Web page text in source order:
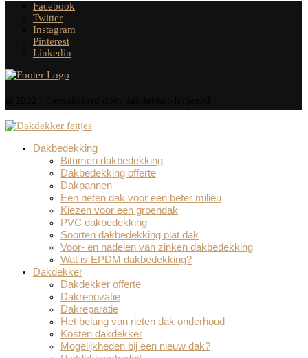
Facebook
Twitter
Instagram
Pinterest
Linkedin
Dakbedekking
Bitumen dakbedekking
Dakbedekking offerte
Dakpannen
Een rieten dak voor een beter milieu
Kiezen voor een groendak
PVC dakbedekking
Soorten dakbedekking plat dak
Voor- en nadelen van zinken dakbedekking
Wat is EPDM dakbedekking?
Dakdekker
Dakdekker offerte
Dakrenovatie
Dakreparatie
Het belang van rieten dak onderhoud
Kosten dakdekker
Mogelijkheden bij een nieuw dak?